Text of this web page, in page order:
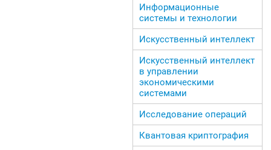
Информационные
системы и технологии
Искусственный интеллект
Искусственный интеллект
в управлении
экономическими
системами
Исследование операций
Квантовая криптография